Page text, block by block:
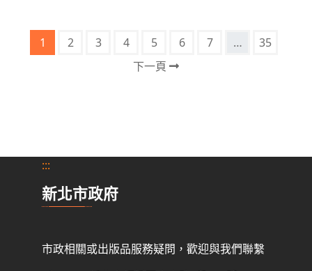
1 2 3 4 5 6 7 …
35
下一頁
:::
新北市政府
市政相關或出版品服務疑問，歡迎與我們聯繫